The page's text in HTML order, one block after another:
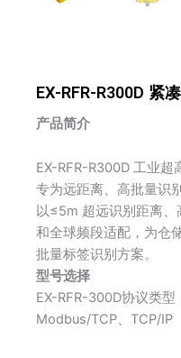
EX-RFR-R300D 紧
产品简介
EX-RFR-R300D 工业超
专为远距离、高批量识
以≤5m 超远识别距离
和全球频段适配，为仓
批量标签识别方案。
型号选择
EX-RFR-300D协议类型
Modbus/TCP、TCP/IP